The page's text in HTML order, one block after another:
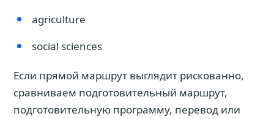
agriculture
social sciences
Если прямой маршрут выглядит рискованно,
сравниваем подготовительный маршрут,
подготовительную программу, перевод или